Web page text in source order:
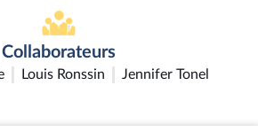
Collaborateurs
Louis Ronssin Jennifer Tonel